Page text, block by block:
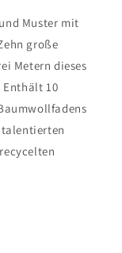
Muster mit
große
Metern dieses
Enthält 10